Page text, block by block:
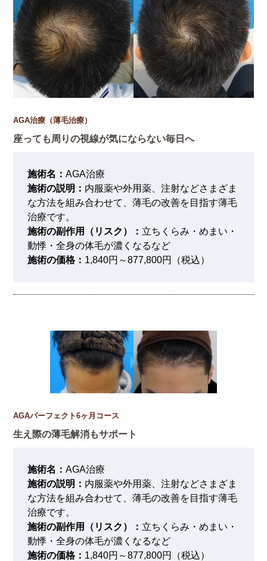
AGA治療（薄毛治療）
座っても周りの視線が気にならない毎日へ
施術名：AGA治療
施術の説明： 内服薬や外用薬、注射などさまざま
な方法を組み合わせて、薄毛の改善を目指す薄毛
治療です。
施術の副作用（リスク）： 立ちくらみ・めまい・
動悸・全身の体毛が濃くなるなど
施術の価格： 1,840円～877,800円（税込）
AGAパーフェクト6ヶ月コース
生え際の薄毛解消もサポート
施術名：AGA治療
施術の説明： 内服薬や外用薬、注射などさまざま
な方法を組み合わせて、薄毛の改善を目指す薄毛
治療です。
施術の副作用（リスク）： 立ちくらみ・めまい・
動悸・全身の体毛が濃くなるなど
施術の価格： 1,840円～877,800円（税込）